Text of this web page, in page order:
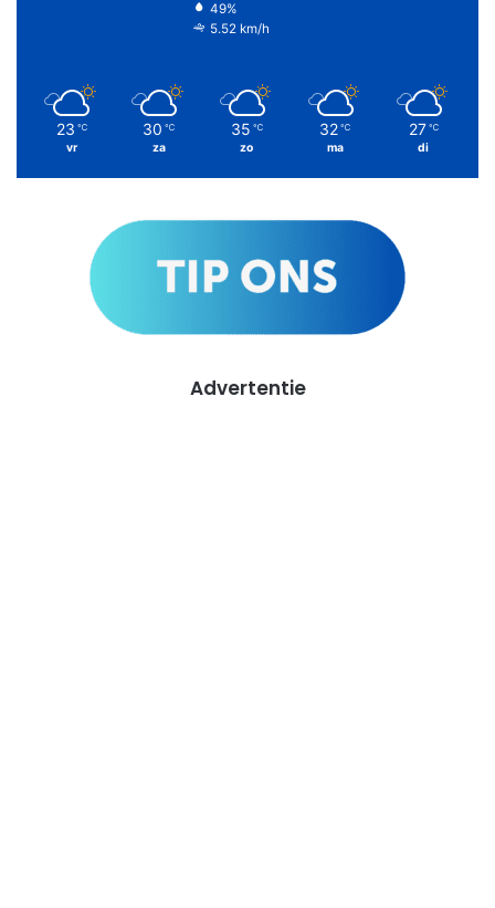
49%
5.52 km/h
23 ℃
vr
30 ℃
za
35 ℃
zo
32 ℃
ma
27 ℃
di
Advertentie